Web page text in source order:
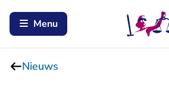
Menu
Nieuws